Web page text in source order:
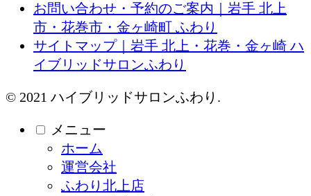
お問い合わせ・予約のご案内｜岩手 北上
市・花巻市・金ヶ崎町 ふわり
サイトマップ｜岩手 北上・花巻・金ヶ崎 ハ
イブリッドサロンふわり
© 2021 ハイブリッドサロンふわり.
メニュー
ホーム
運営会社
ふわり北上店